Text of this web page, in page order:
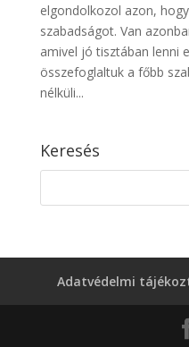
elgondolkozol azon,
szabadságot. Van
amivel jó tisztában lenni
összefoglaltuk a főbb
nélküli...
Keresés
Adatvédelmi